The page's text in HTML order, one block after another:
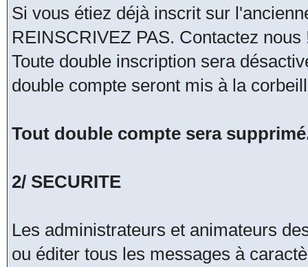
Si vous étiez déjà inscrit sur
REINSCRIVEZ PAS. Contactez nous
Toute double inscription sera
double compte seront mis à la
Tout double compte sera
2/ SECURITE
Les administrateurs et animateurs
ou éditer tous les messages à